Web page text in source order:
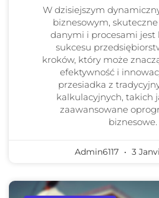
W dzisiejszym
biznesowym,
danymi i procesami jest
sukcesu
kroków, który może
efektywność i
przesiadka z
kalkulacyjnych, takich
zaawansowane
biznesowe.
Admin6117 3